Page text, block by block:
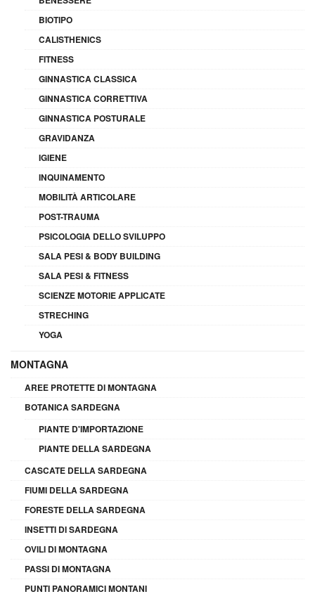
BIOTIPO
CALISTHENICS
FITNESS
GINNASTICA CLASSICA
GINNASTICA CORRETTIVA
GINNASTICA POSTURALE
GRAVIDANZA
IGIENE
INQUINAMENTO
MOBILITÀ ARTICOLARE
POST-TRAUMA
PSICOLOGIA DELLO SVILUPPO
SALA PESI & BODY BUILDING
SALA PESI & FITNESS
SCIENZE MOTORIE APPLICATE
STRECHING
YOGA
MONTAGNA
AREE PROTETTE DI MONTAGNA
BOTANICA SARDEGNA
PIANTE D'IMPORTAZIONE
PIANTE DELLA SARDEGNA
CASCATE DELLA SARDEGNA
FIUMI DELLA SARDEGNA
FORESTE DELLA SARDEGNA
INSETTI DI SARDEGNA
OVILI DI MONTAGNA
PASSI DI MONTAGNA
PUNTI PANORAMICI MONTANI